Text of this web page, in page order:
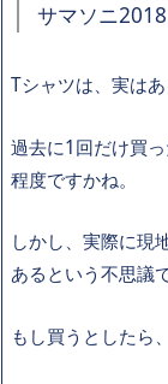
サマソニ
Tシャツは、実は
過去に1回だけ買
程度ですかね。
しかし、実際に現
あるという不思議で
もし買うとしたら、